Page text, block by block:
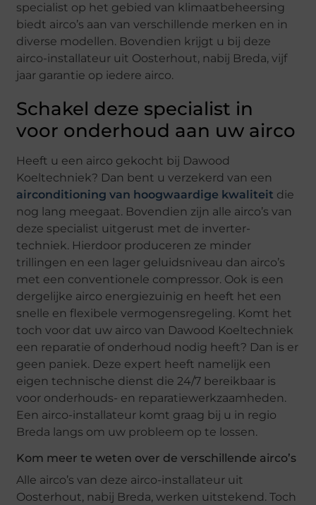
specialist op het gebied van klimaatbeheersing
biedt airco’s aan van verschillende merken en in
diverse modellen. Bovendien krijgt u bij deze
airco-installateur uit Oosterhout, nabij Breda, vijf
jaar garantie op iedere airco.
Schakel deze specialist in
voor onderhoud aan uw airco
Heeft u een airco gekocht bij Dawood
Koeltechniek? Dan bent u verzekerd van een
airconditioning van hoogwaardige kwaliteit die
nog lang meegaat. Bovendien zijn alle airco’s van
deze specialist uitgerust met de inverter-
techniek. Hierdoor produceren ze minder
trillingen en een lager geluidsniveau dan airco’s
met een conventionele compressor. Ook is een
dergelijke airco energiezuinig en heeft het een
snelle en flexibele vermogensregeling. Komt het
toch voor dat uw airco van Dawood Koeltechniek
een reparatie of onderhoud nodig heeft? Dan is er
geen paniek. Deze expert heeft namelijk een
eigen technische dienst die 24/7 bereikbaar is
voor onderhouds- en reparatiewerkzaamheden.
Een airco-installateur komt graag bij u in regio
Breda langs om uw probleem op te lossen.
Kom meer te weten over de verschillende airco’s
Alle airco’s van deze airco-installateur uit
Oosterhout, nabij Breda, werken uitstekend. Toch